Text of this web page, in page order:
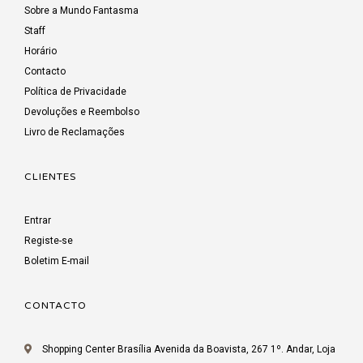
Sobre a Mundo Fantasma
Staff
Horário
Contacto
Política de Privacidade
Devoluções e Reembolso
Livro de Reclamações
CLIENTES
Entrar
Registe-se
Boletim E-mail
CONTACTO
Shopping Center Brasília Avenida da Boavista, 267 1º. Andar, Loja